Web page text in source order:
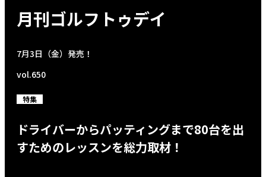
月刊ゴルフトゥデイ
7月3日（金）発売！
vol.650
特集
ドライバーからパッティングまで80台を出
すためのレッスンを総力取材！